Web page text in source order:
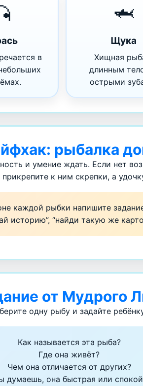
в
🦈
Щука
Хищная
длинным
острыми
рыбалка
и умение ждать. Если нет
к ним скрепки, а
каждой рыбки напишите
историю”, “найди такую же
от Мудрого
одну рыбу и задайте
Как называется эта рыба?
Где она живёт?
Чем она отличается от других?
думаешь, она быстрая или